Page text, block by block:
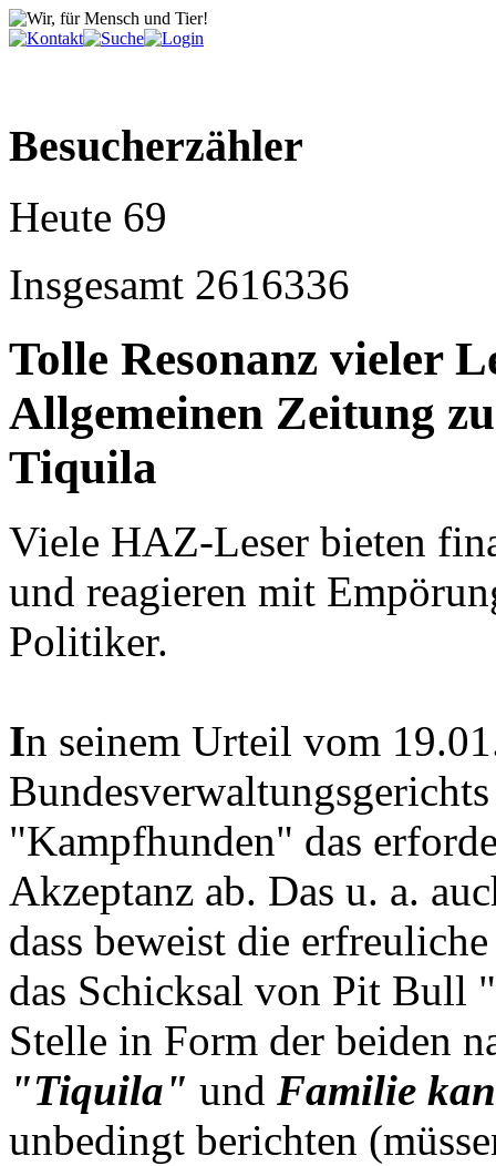
Besucherzähler
Heute 69
Insgesamt 2616336
Tolle Resonanz vieler
Allgemeinen Zeitung
Tiquila
Viele HAZ-Leser bieten
und reagieren mit
Politiker.
In seinem Urteil vom
"Kampfhunden" das
Akzeptanz ab. Das u. a.
dass beweist die
das Schicksal von Pit Bull
Stelle in Form der beiden
"Tiquila" und Familie
unbedingt berichten